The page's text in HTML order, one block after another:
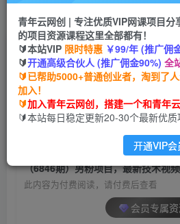
首页 创业课程 会员专属 正文
（6846期）男粉项目，最新
一条作品1000+AI生成3分钟
青年云网创
2年前发布
此内容为付费阅读，请付费后查看
会员专属
青年云网创 | 专注优质VIP网课项目分
的项目资源课程这里全部都有！
🔰本站VIP 限时特惠 ￥99/年 (推广佣
🔰开通高级合伙人 (推广佣金90%) 全
🔰已帮助5000+普通创业者，淘到了
加入！
🔰加入青年云网创，搭建一个和青年
🔰本站每日稳定更新20-30个最新优
开通VIP会